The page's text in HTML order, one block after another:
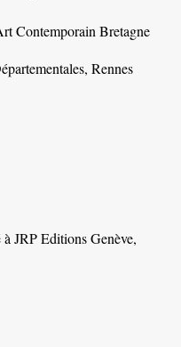
Contemporain Bretagne
Rennes
JRP Editions Genève,